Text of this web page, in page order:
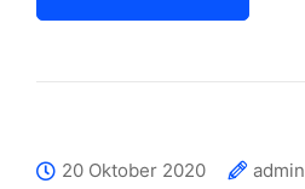
20 Oktober 2020
admin